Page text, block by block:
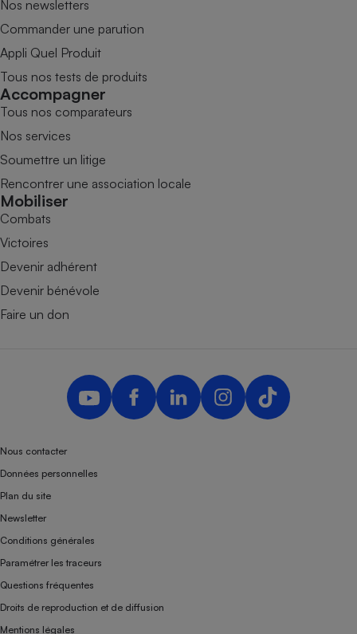
Nos newsletters
Commander une parution
Appli Quel Produit
Tous nos tests de produits
Accompagner
Tous nos comparateurs
Nos services
Soumettre un litige
Rencontrer une association locale
Mobiliser
Combats
Victoires
Devenir adhérent
Devenir bénévole
Faire un don
Nous contacter
Données personnelles
Plan du site
Newsletter
Conditions générales
Paramétrer les traceurs
Questions fréquentes
Droits de reproduction et de diffusion
Mentions légales